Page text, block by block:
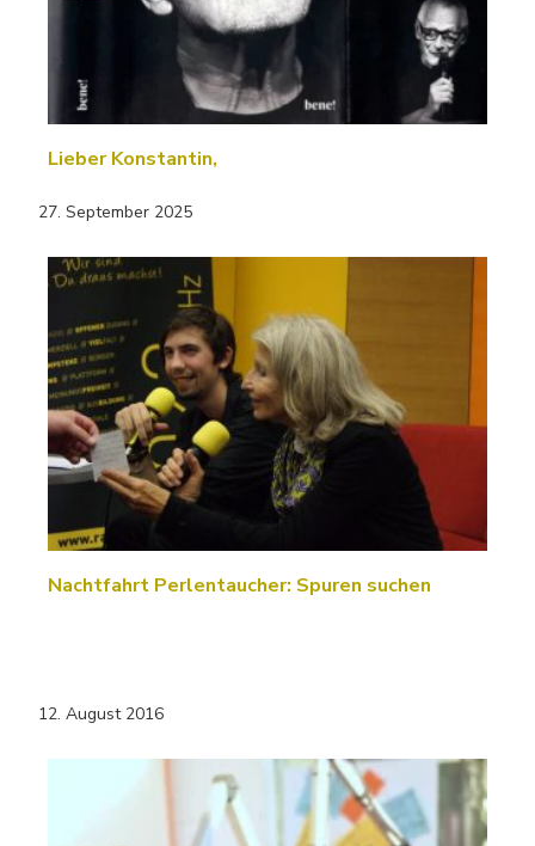
Lieber Konstantin,
27. September 2025
Nachtfahrt Perlentaucher: Spuren suchen
12. August 2016